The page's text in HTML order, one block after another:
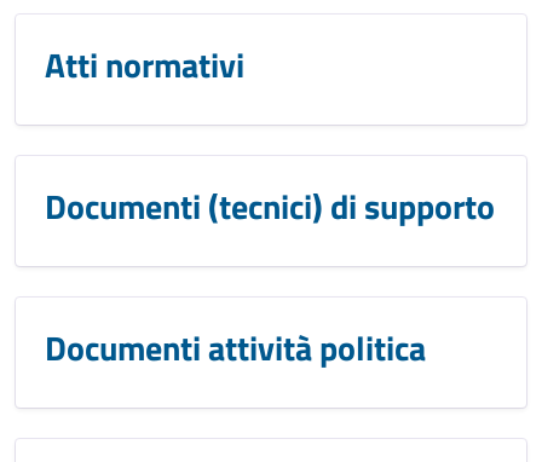
Atti normativi
Documenti (tecnici) di supporto
Documenti attività politica